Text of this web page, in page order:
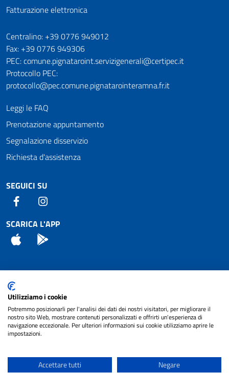
Fatturazione elettronica
Numeri utili
Centralino: +39 0776 949012
Fax: +39 0776 949306
PEC: comune.pignataroint.servizigenerali@certipec.it
Protocollo PEC:
protocollo@pec.comune.pignatarointeramna.fr.it
Leggi le FAQ
Prenotazione appuntamento
Segnalazione disservizio
Richiesta d'assistenza
SEGUICI SU
Facebook
SCARICA L'APP
App Store
Attuazione Misure PNRR
Piano di miglioramento del sito
Note legali
cura diNET SMART
Utilizziamo i cookie
Potremmo posizionarli per l'analisi dei dati dei nostri visitatori, per migliorare il
nostro sito Web, mostrare contenuti personalizzati e offrirti un'esperienza di
navigazione eccezionale. Per ulteriori informazioni sui cookie utilizziamo aprire le
impostazioni.
Accettare tutti Negare